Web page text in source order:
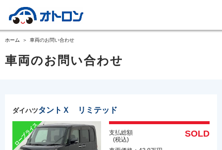
ホーム 車両のお問い合わせ
車両のお問い合わせ
ダイハツタントＸ リミテッド
支払総額
(税込)
SOLD